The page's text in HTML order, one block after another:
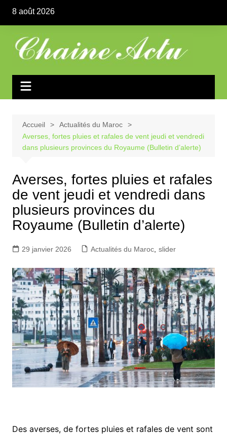
contenu
8 août 2026
Accueil
Actualités du Maroc
Averses, fortes pluies et rafales de vent jeudi et vendredi
dans plusieurs provinces du Royaume (Bulletin d’alerte)
Averses, fortes pluies et rafales
de vent jeudi et vendredi dans
plusieurs provinces du
Royaume (Bulletin d’alerte)
29 janvier 2026 Actualités du Maroc, slider
Des averses, de fortes pluies et rafales de vent sont